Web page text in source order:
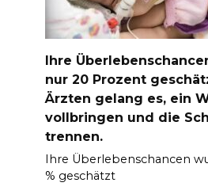
Ihre
nur 20 Prozent
Ärzten gelang es, ein
vollbringen und die
trennen.
Ihre Überlebenschancen
% geschätzt